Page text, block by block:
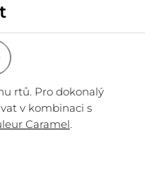
rtů. Pro dokonalý
v kombinaci s
Caramel.